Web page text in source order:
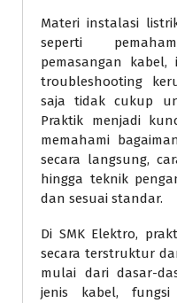
Materi instalasi
seperti
pemasangan
troubleshooting
saja tidak cukup
Praktik menjadi
memahami
secara langsung,
hingga teknik
dan sesuai standar.
Di SMK Elektro,
secara terstruktur
mulai dari dasar-
jenis kabel,